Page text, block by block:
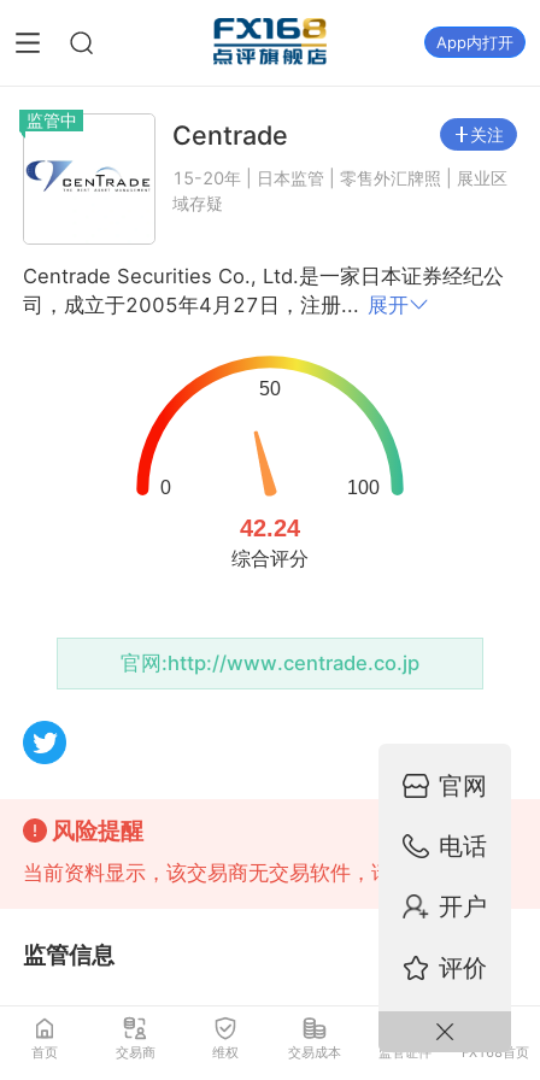
App内打开
监管中 Centrade 关注
15-20年 | 日本监管 | 零售外汇牌照 | 展业区
域存疑
Centrade Securities Co., Ltd.是一家日本证券经纪公
司，成立于2005年4月27日，注册... 展开
官网:http://www.centrade.co.jp
风险提醒
当前资料显示，该交易商无交易软件，请注意风险!
监管信息
日本FSA零售外汇牌照 监管中
官网
电话
开户
评价
首页 交易商 维权 交易成本 监管证件 FX168首页